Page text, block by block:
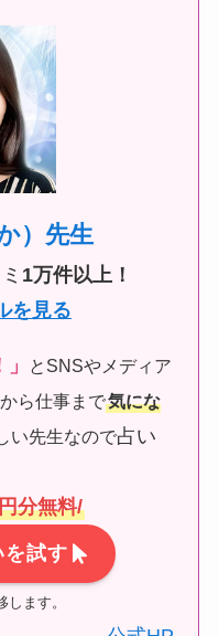
）先生
1万件以上！
を見る
とSNSやメディア
ら仕事まで気にな
い先生なので占い
分無料/
試す
ます。